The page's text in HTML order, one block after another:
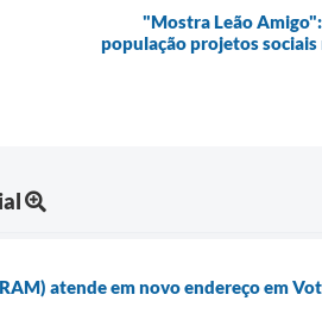
"Mostra Leão
população projetos sociais
atende em novo endereço em